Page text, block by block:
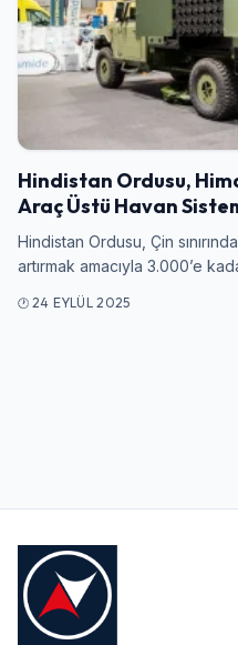
Hindistan Ordusu,
Araç Üstü Havan
Hindistan Ordusu, Çin
artırmak amacıyla 3.000’e
24 EYLÜL 2025
Giriş Yap
Kullanıcı Adı veya E-
Şifre